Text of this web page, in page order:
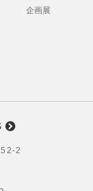
期も皆さまにお会いで
日のお知らせ】軽井
木)にオープンいたし
待ちくださいませ。
ございました。来期も皆
企画展
2